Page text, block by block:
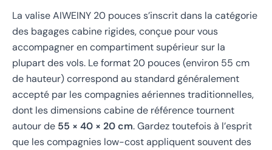
La valise AIWEINY 20 pouces s’inscrit dans la catégorie
des bagages cabine rigides, conçue pour vous
accompagner en compartiment supérieur sur la
plupart des vols. Le format 20 pouces (environ 55 cm
de hauteur) correspond au standard généralement
accepté par les compagnies aériennes traditionnelles,
dont les dimensions cabine de référence tournent
autour de 55 × 40 × 20 cm. Gardez toutefois à l’esprit
que les compagnies low-cost appliquent souvent des